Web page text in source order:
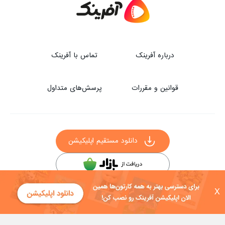
X
درباره آفرینک تماس با آفرینک
قوانین و مقررات پرسش‌های متداول
دانلود مستقیم اپلیکیشن
سایر راه‌های دانلود آفرینک